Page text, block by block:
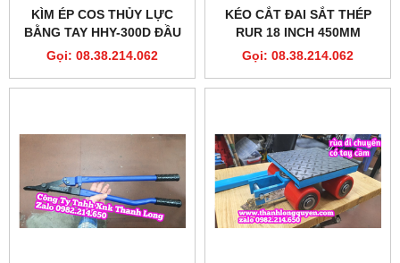
KÌM ÉP COS THỦY LỰC
BẰNG TAY HHY-300D ĐẦU
TRÒN 8 TẤN FULL KHUÔN
Gọi: 08.38.214.062
KÉO CẮT ĐAI SẮT THÉP
RUR 18 INCH 450MM
MODEL R4042
Gọi: 08.38.214.062